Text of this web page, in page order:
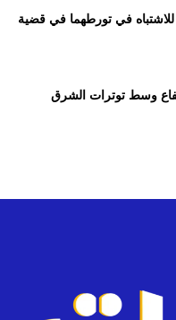
في تورطهما في قضية
وسط توترات الشرق